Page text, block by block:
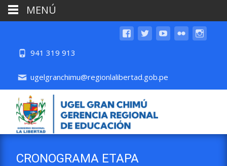
941 319 913
ugelgranchimu@regionlalibertad.gob.pe
CRONOGRAMA ETAPA
MENÚ